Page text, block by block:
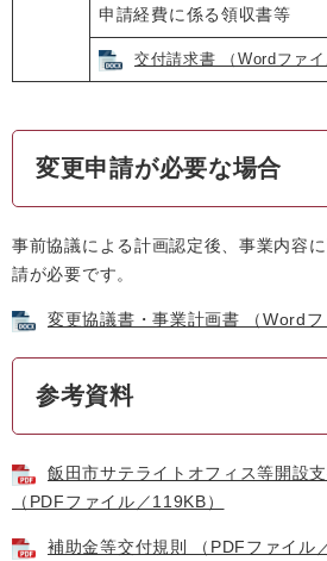
申請経費に係る領収書等
交付請求書 （Wordファイ
変更申請が必要な場合
事前協議による計画認定後、事業内容
請が必要です。
変更協議書・事業計画書 （Wordフ
参考資料
飯田市サテライトオフィス等開設
（PDFファイル／119KB）
補助金等交付規則 （PDFファイル